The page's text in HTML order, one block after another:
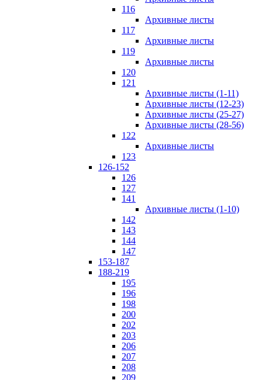
116
Архивные листы
117
Архивные листы
119
Архивные листы
120
121
Архивные листы (1-11)
Архивные листы (12-23)
Архивные листы (25-27)
Архивные листы (28-56)
122
Архивные листы
123
126-152
126
127
141
Архивные листы (1-10)
142
143
144
147
153-187
188-219
195
196
198
200
202
203
206
207
208
209